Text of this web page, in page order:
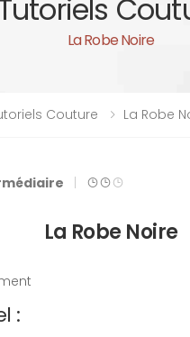
La Robe Noire
Couture La Robe
La Robe Noire
: